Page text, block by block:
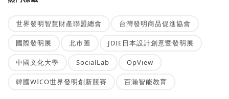
世界發明智慧財產聯盟總會 台灣發明商品促進協會
國際發明展 北市圖 JDIE日本設計創意暨發明展
中國文化大學 SocialLab OpView
韓國WICO世界發明創新競賽 百瀚智能教育